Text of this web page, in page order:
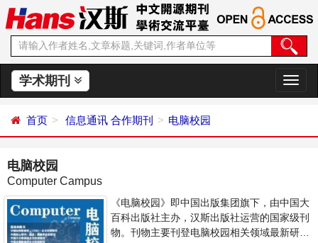
学术期刊
切
换
首页 信息通讯 合作期刊 电脑校园
电脑校园
Computer Campus
《电脑校园》即中国出版集团旗下，由中国大
百科出版社主办，汉斯出版社运营的国家级刊
物。刊物主要刊登电脑校园相关领域最新研究